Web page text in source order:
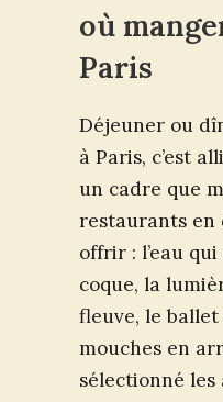
où
Paris
Déjeuner ou
à Paris, c’est
un cadre que
restaurants en
offrir : l’eau
coque, la
fleuve, le
mouches en
sélectionné les